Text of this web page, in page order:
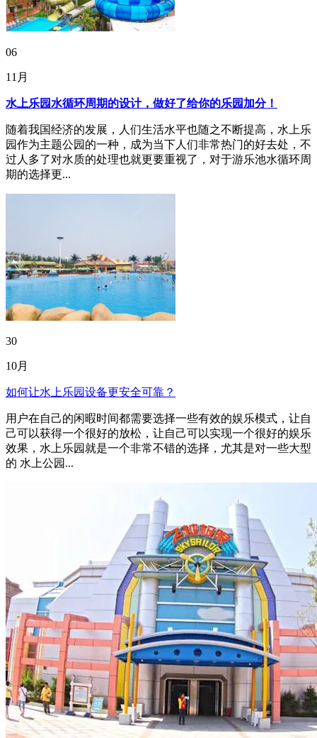
06
11月
水上乐园水循环周期的设计，做好了给你的乐园加分！
随着我国经济的发展，人们生活水平也随之不断提高，水上乐
园作为主题公园的一种，成为当下人们非常热门的好去处，不
过人多了对水质的处理也就更要重视了，对于游乐池水循环周
期的选择更...
30
10月
如何让水上乐园设备更安全可靠？
用户在自己的闲暇时间都需要选择一些有效的娱乐模式，让自
己可以获得一个很好的放松，让自己可以实现一个很好的娱乐
效果，水上乐园就是一个非常不错的选择，尤其是对一些大型
的 水上公园...